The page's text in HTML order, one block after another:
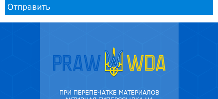
Отправить
ПРИ ПЕРЕПЕЧАТКЕ МАТЕРИАЛОВ